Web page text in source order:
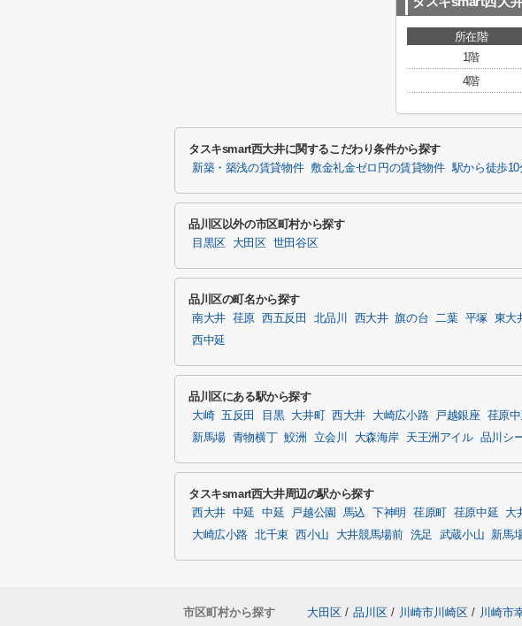
所在階
1階
4階
タスキsmart西大井に関するこだわり条件から探す
新築・築浅の賃貸物件 敷金礼金ゼロ円の賃貸物件 駅から徒歩
品川区以外の市区町村から探す
目黒区 大田区 世田谷区
品川区の町名から探す
南大井 荏原 西五反田 北品川 西大井 旗の台 二葉 平塚 東大
西中延
品川区にある駅から探す
大崎 五反田 目黒 大井町 西大井 大崎広小路 戸越銀座 荏原
新馬場 青物横丁 鮫洲 立会川 大森海岸 天王洲アイル 品川シ
タスキsmart西大井周辺の駅から探す
西大井 中延 中延 戸越公園 馬込 下神明 荏原町 荏原中延 大
大崎広小路 北千束 西小山 大井競馬場前 洗足 武蔵小山 新馬
市区町村から探す 大田区 / 品川区 / 川崎市川崎区 / 川崎市